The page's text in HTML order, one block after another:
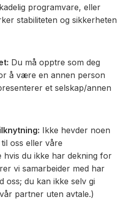
programvare, eller
stabiliteten og sikkerheten
Du må opptre som deg
å være en annen person
et selskap/annen
Ikke hevder noen
oss eller våre
hvis du ikke har dekning for
vi samarbeider med har
oss; du kan ikke selv gi
partner uten avtale.)